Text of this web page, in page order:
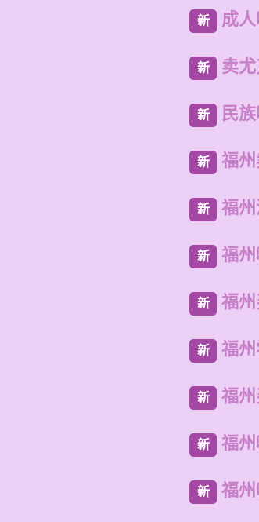
新 成
新 卖
新 民
新 福
新 福
新 福
新 福
新 福
新 福
新 福
新 福